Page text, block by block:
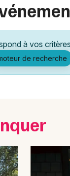
à vos
de recherche